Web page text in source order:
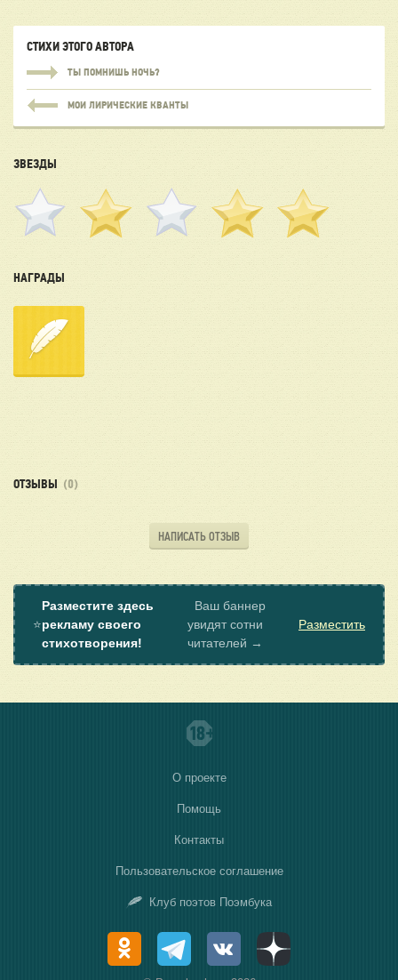
СТИХИ ЭТОГО АВТОРА
ТЫ ПОМНИШЬ НОЧЬ?
МОИ ЛИРИЧЕСКИЕ КВАНТЫ
ЗВЕЗДЫ
НАГРАДЫ
ОТЗЫВЫ (0)
НАПИСАТЬ ОТЗЫВ
⭐
Разместите здесь
рекламу своего
стихотворения!
Ваш баннер
увидят сотни
читателей →
Разместить
О проекте
Помощь
Контакты
Пользовательское соглашение
Клуб поэтов Поэмбука